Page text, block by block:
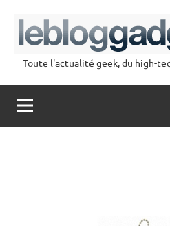
contenu
lebloggadget
Toute l'actualité geek, du high-